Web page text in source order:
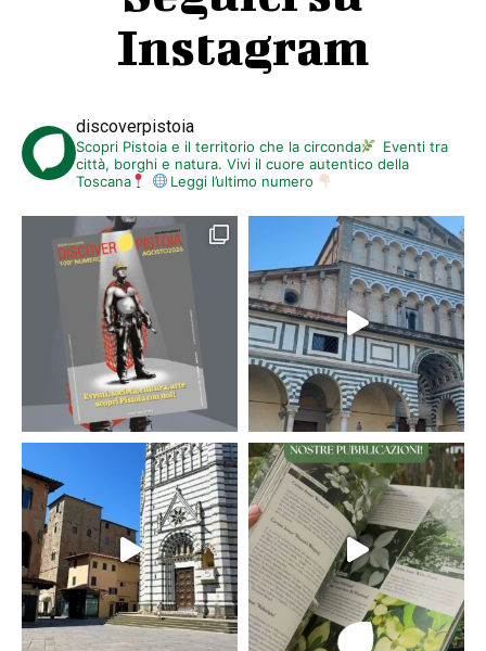
Instagram
discoverpistoia
Scopri Pistoia e il territorio che la circonda
Eventi tra
città, borghi e natura. Vivi il cuore autentico della
Toscana
Leggi l’ultimo numero